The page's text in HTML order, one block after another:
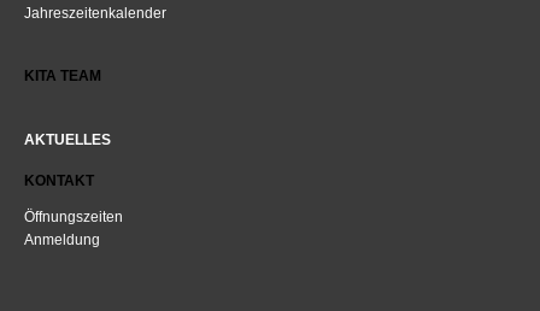
Jahreszeitenkalender
KITA TEAM
AKTUELLES
KONTAKT
Öffnungszeiten
Anmeldung